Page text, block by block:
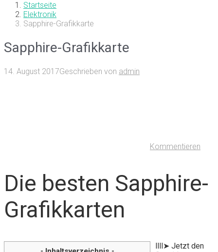
Startseite
Elektronik
Sapphire-Grafikkarte
Sapphire-Grafikkarte
14. August 2017Geschrieben von admin
Kommentieren
Die besten Sapphire-
Grafikkarten
llll➤ Jetzt den